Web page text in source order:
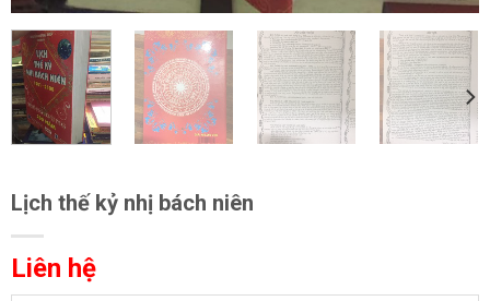
Lịch thế kỷ nhị bách niên
Liên hệ